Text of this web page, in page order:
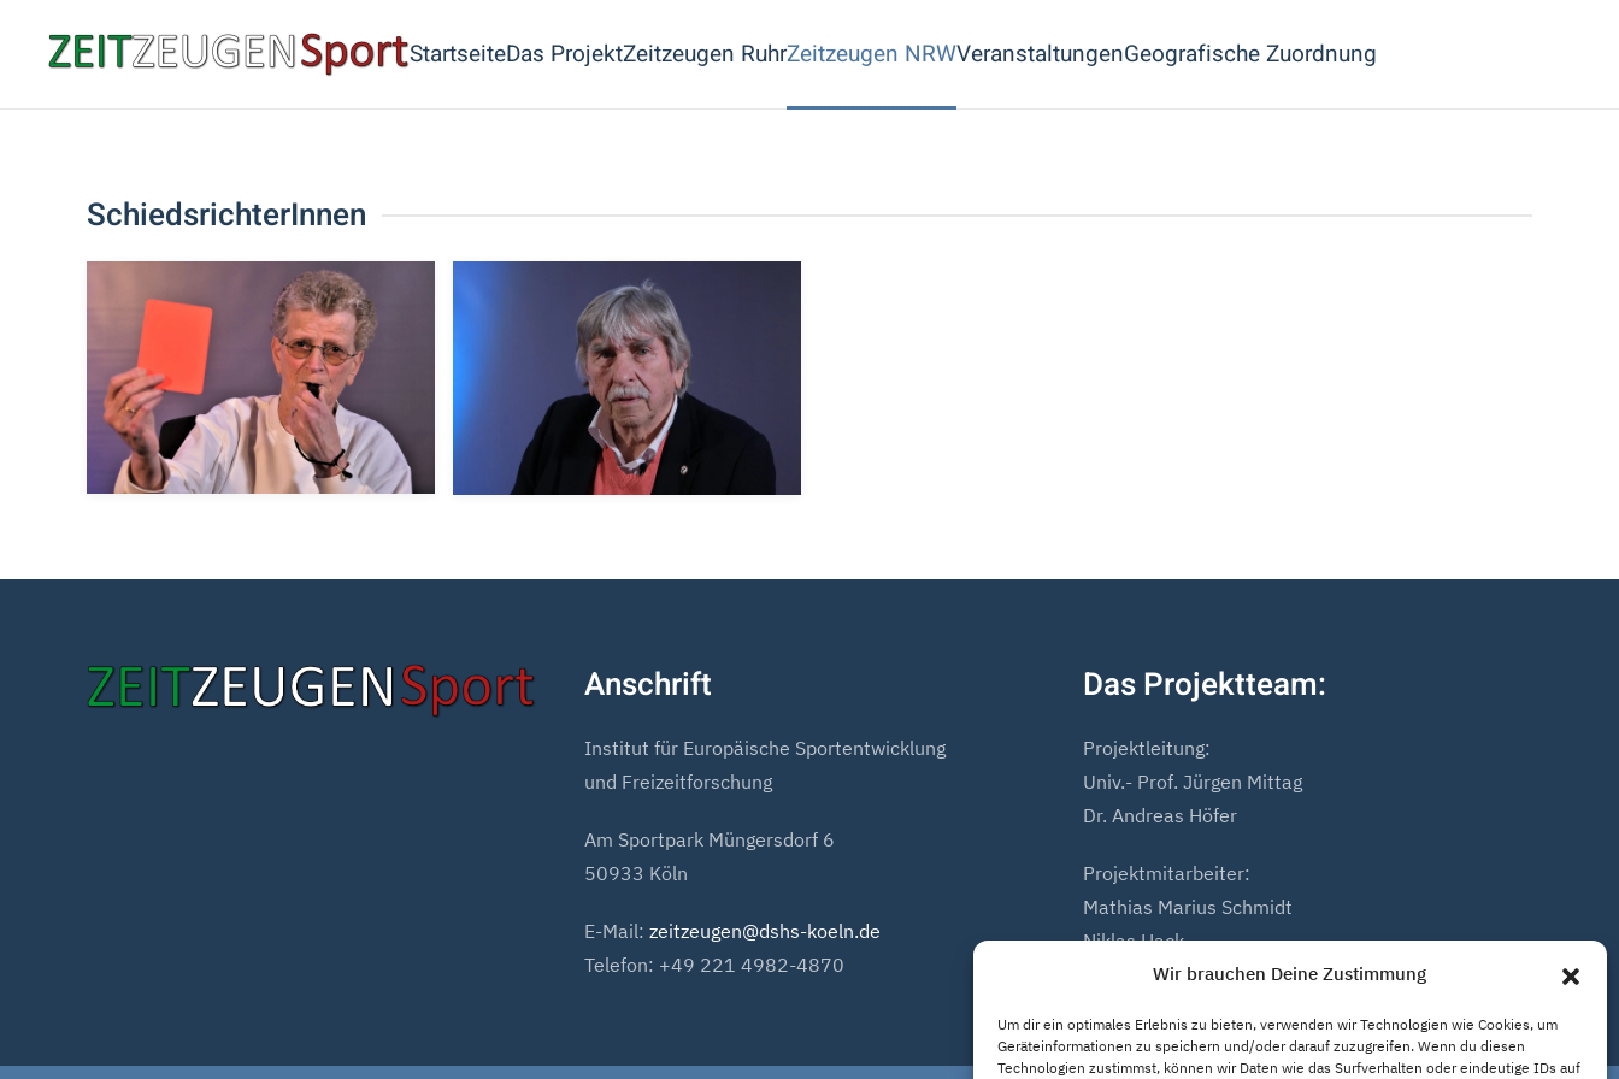
Wir brauchen Deine Zustimmung
Um dir ein optimales Erlebnis zu bieten, verwenden wir Technologien wie Cookies, um
Geräteinformationen zu speichern und/oder darauf zuzugreifen. Wenn du diesen
Technologien zustimmst, können wir Daten wie das Surfverhalten oder eindeutige IDs auf
Skip to main content StartseiteDas ProjektZeitzeugen RuhrZeitzeugen NRWVeranstaltungenGeografische Zuordnung
SchiedsrichterInnen
Anschrift
Institut für Europäische Sportentwicklung
und Freizeitforschung
Am Sportpark Müngersdorf 6
50933 Köln
E-Mail:zeitzeugen@dshs-koeln.de
Telefon: +49 221 4982-4870
Das Projektteam:
Projektleitung:
Univ.- Prof. Jürgen Mittag
Dr. Andreas Höfer
Projektmitarbeiter:
Mathias Marius Schmidt
Niklas Hack